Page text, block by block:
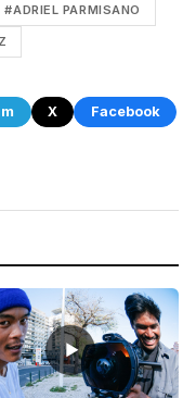
#ADRIEL PARMISANO
X
Facebook
▶